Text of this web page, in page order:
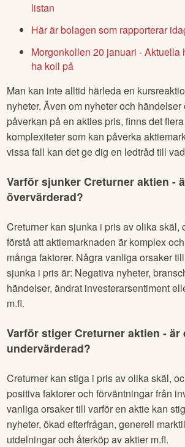
listan
Här är bolagen som rapporterar
Morgonkollen 20 januari - Aktuella
ha koll på
Man kan inte alltid härleda en
nyheter. Även om nyheter och händelser
påverkan på en akties pris, finns det
komplexiteter som kan påverka
vissa fall kan det ge dig en ledtråd till
Varför sjunkerCreturner aktien -
övervärderad?
Creturner kan sjunka i pris av olika skäl,
förstå att aktiemarknaden är komplex
många faktorer. Några vanliga orsaker
sjunka i pris är: Negativa nyheter,
händelser, ändrat investerarsentiment
m.fl.
Varför stigerCreturner aktien - är
undervärderad?
Creturner kan stiga i pris av olika skäl,
positiva faktorer och förväntningar från
vanliga orsaker till varför en aktie kan
nyheter, ökad efterfrågan, generell
utdelningar och återköp av aktier m.fl.